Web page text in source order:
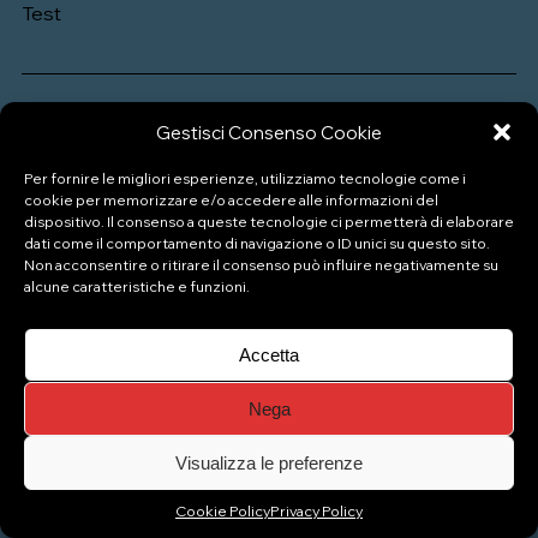
Gestisci Consenso Cookie
Per fornire le migliori esperienze, utilizziamo tecnologie come i
cookie per memorizzare e/o accedere alle informazioni del
dispositivo. Il consenso a queste tecnologie ci permetterà di elaborare
dati come il comportamento di navigazione o ID unici su questo sito.
Non acconsentire o ritirare il consenso può influire negativamente su
alcune caratteristiche e funzioni.
Accetta
Nega
Visualizza le preferenze
Cookie PolicyPrivacy Policy
Test
P.IVA: 04333880989
Top
Gestisci consenso